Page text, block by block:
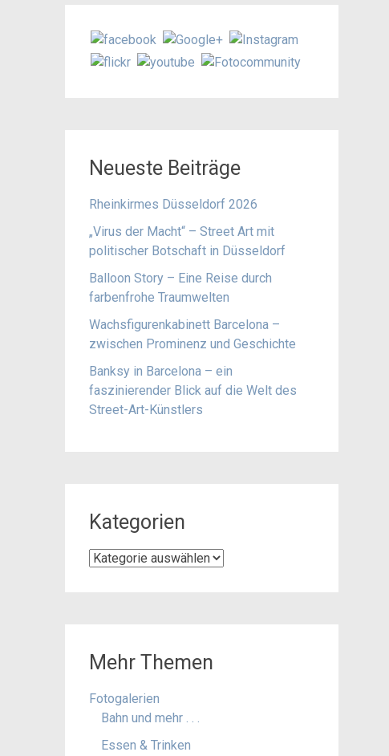
Neueste Beiträge
Rheinkirmes Düsseldorf 2026
„Virus der Macht“ – Street Art mit
politischer Botschaft in Düsseldorf
Balloon Story – Eine Reise durch
farbenfrohe Traumwelten
Wachsfigurenkabinett Barcelona –
zwischen Prominenz und Geschichte
Banksy in Barcelona – ein
faszinierender Blick auf die Welt des
Street-Art-Künstlers
Kategorien
Kategorien
Mehr Themen
Fotogalerien
Bahn und mehr . . .
Essen & Trinken